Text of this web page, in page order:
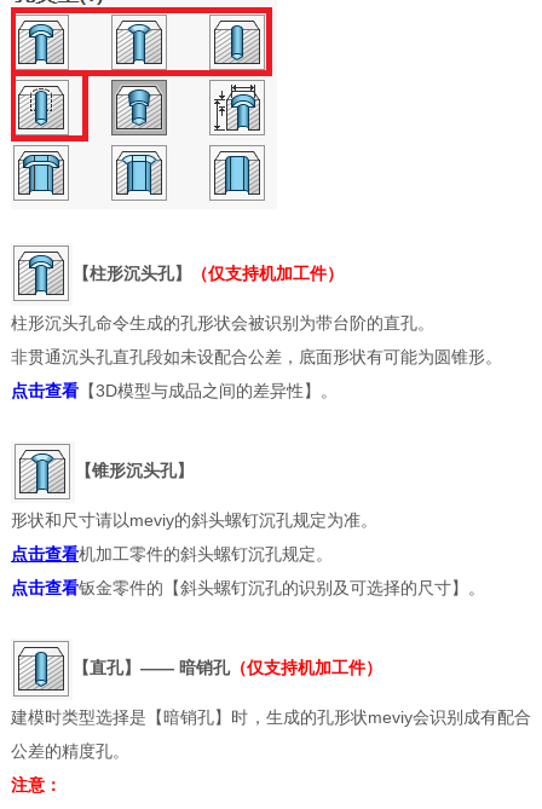
【柱形沉头孔】 （仅支持机加工件）
柱形沉头孔命令生成的孔形状会被识别为带台阶的直孔。
非贯通沉头孔直孔段如未设配合公差，底面形状有可能为圆锥形。
点击查看【3D模型与成品之间的差异性】。
【锥形沉头孔】
形状和尺寸请以meviy的斜头螺钉沉孔规定为准。
点击查看机加工零件的斜头螺钉沉孔规定。
点击查看钣金零件的【斜头螺钉沉孔的识别及可选择的尺寸】。
【直孔】—— 暗销孔（仅支持机加工件）
建模时类型选择是【暗销孔】时，生成的孔形状meviy会识别成有配合
公差的精度孔。
注意：